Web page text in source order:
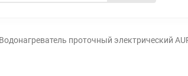
Водонагреватель проточный электрический